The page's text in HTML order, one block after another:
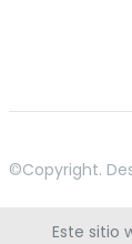
©copyright.
Este sitio